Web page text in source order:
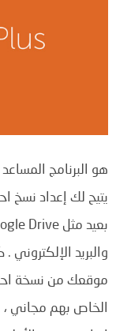
هو البرنامج
يتيح لك إعداد نسخ
والبريد الإلكتروني .
موقعك من نسخة
الخاص بهم مجاني